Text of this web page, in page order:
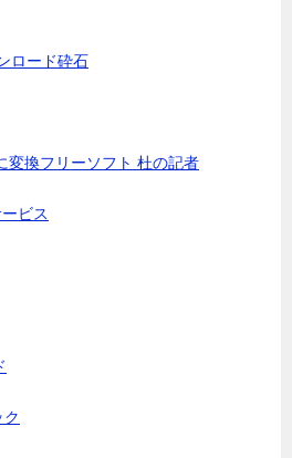
ロード砕石
変換フリーソフト 杜の記者
ビス